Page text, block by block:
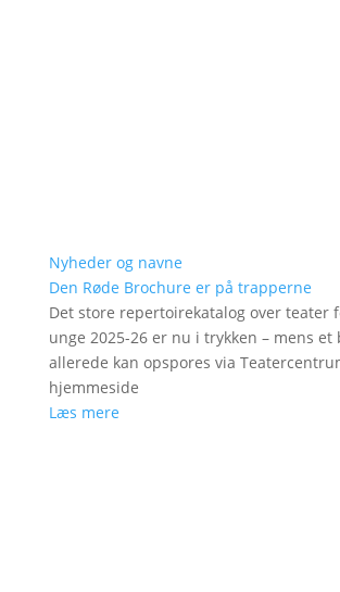
Nyheder og navne
Den Røde Brochure er på trapperne
Det store repertoirekatalog over teater
unge 2025-26 er nu i trykken – mens
allerede kan opspores via
hjemmeside
Læs mere